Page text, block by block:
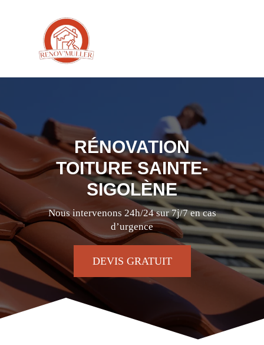
RÉNOVATION
TOITURE SAINTE-
SIGOLÈNE
Nous intervenons 24h/24 sur 7j/7 en cas
d’urgence
DEVIS GRATUIT